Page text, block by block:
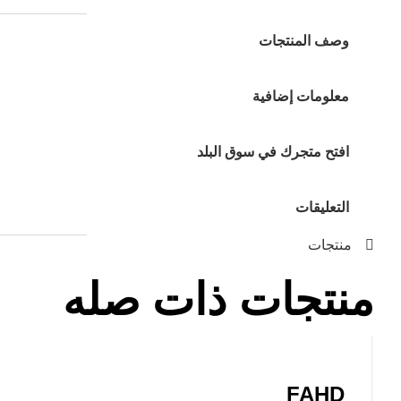
وصف المنتجات
معلومات إضافية
افتح متجرك في سوق البلد
التعليقات
منتجات
منتجات ذات صله
FAHD